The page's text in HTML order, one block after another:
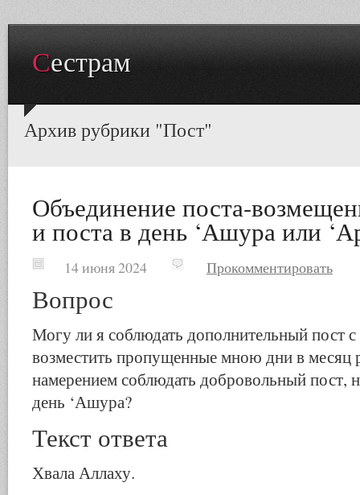
Сестрам
Архив рубрики "Пост"
Объединение поста-
и поста в день ‘Ашура или
14 июня 2024 Прокомментировать
Вопрос
Могу ли я соблюдать дополнительный пост
возместить пропущенные мною дни в месяц
намерением соблюдать добровольный пост,
день ‘Ашура?
Текст ответа
Хвала Аллаху.